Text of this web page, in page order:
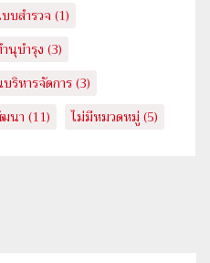
บสำรวจ (1)
นุบำรุง (3)
ริหารจัดการ(3)
นา (11) ไม่มีหมวดหมู่(5)